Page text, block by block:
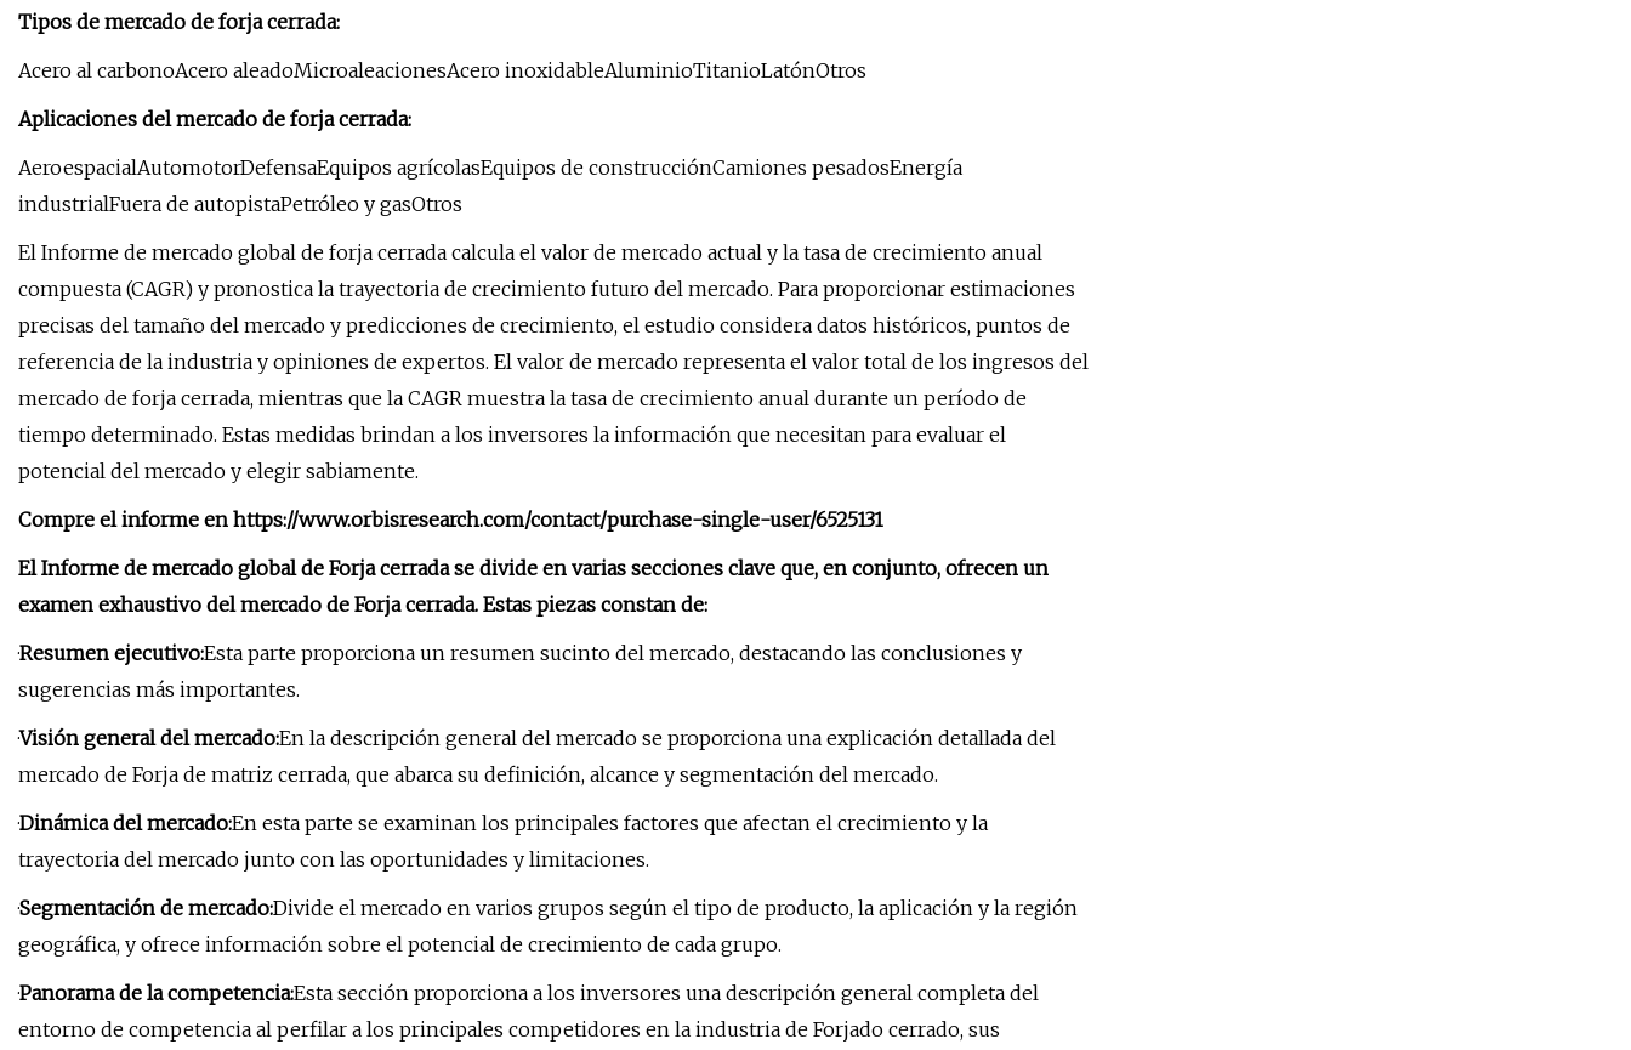
Tipos de mercado de forja cerrada:
Acero al carbonoAcero aleadoMicroaleacionesAcero inoxidableAluminioTitanioLatónOtros
Aplicaciones del mercado de forja cerrada:
AeroespacialAutomotorDefensaEquipos agrícolasEquipos de construcciónCamiones pesadosEnergía
industrialFuera de autopistaPetróleo y gasOtros
El Informe de mercado global de forja cerrada calcula el valor de mercado actual y la tasa de crecimiento anual
compuesta (CAGR) y pronostica la trayectoria de crecimiento futuro del mercado. Para proporcionar estimaciones
precisas del tamaño del mercado y predicciones de crecimiento, el estudio considera datos históricos, puntos de
referencia de la industria y opiniones de expertos. El valor de mercado representa el valor total de los ingresos del
mercado de forja cerrada, mientras que la CAGR muestra la tasa de crecimiento anual durante un período de
tiempo determinado. Estas medidas brindan a los inversores la información que necesitan para evaluar el
potencial del mercado y elegir sabiamente.
Compre el informe en https://www.orbisresearch.com/contact/purchase-single-user/6525131
El Informe de mercado global de Forja cerrada se divide en varias secciones clave que, en conjunto, ofrecen un
examen exhaustivo del mercado de Forja cerrada. Estas piezas constan de:
·Resumen ejecutivo:Esta parte proporciona un resumen sucinto del mercado, destacando las conclusiones y
sugerencias más importantes.
·Visión general del mercado:En la descripción general del mercado se proporciona una explicación detallada del
mercado de Forja de matriz cerrada, que abarca su definición, alcance y segmentación del mercado.
·Dinámica del mercado:En esta parte se examinan los principales factores que afectan el crecimiento y la
trayectoria del mercado junto con las oportunidades y limitaciones.
·Segmentación de mercado:Divide el mercado en varios grupos según el tipo de producto, la aplicación y la región
geográfica, y ofrece información sobre el potencial de crecimiento de cada grupo.
·Panorama de la competencia:Esta sección proporciona a los inversores una descripción general completa del
entorno de competencia al perfilar a los principales competidores en la industria de Forjado cerrado, sus